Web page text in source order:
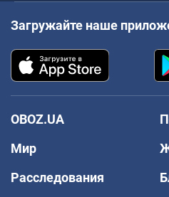
Загружайте наше
OBOZ.UA
Мир
Расследования